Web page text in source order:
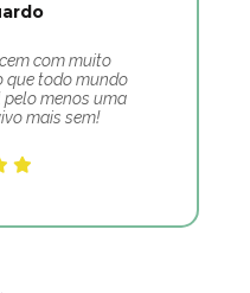
com muito
que todo mundo
menos uma
mais sem!